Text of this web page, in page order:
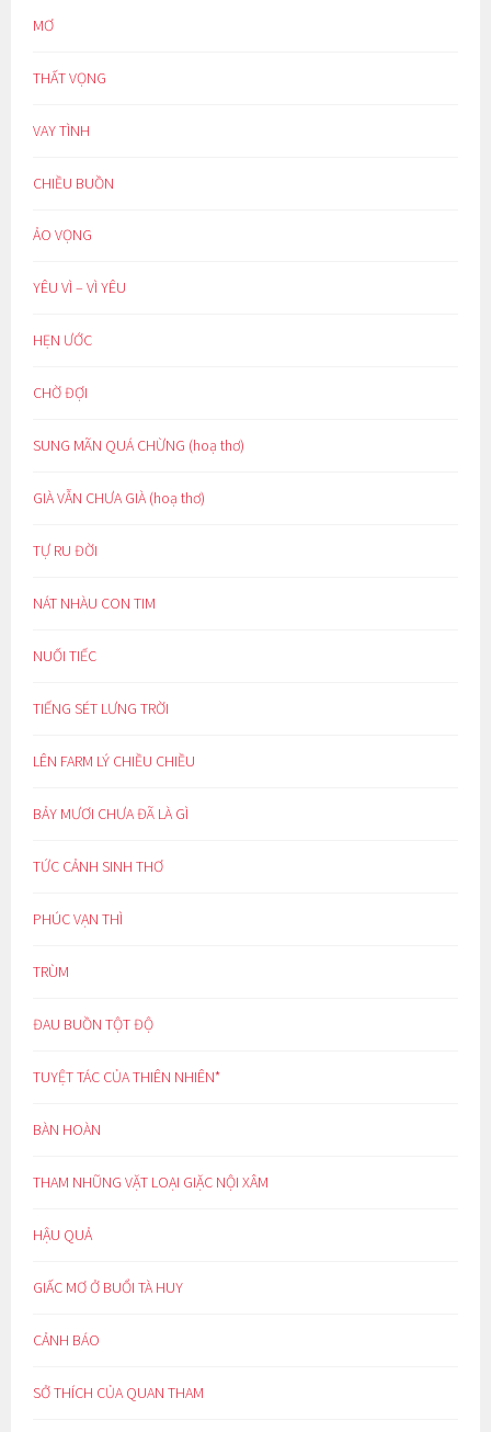
MƠ
THẤT VỌNG
VAY TÌNH
CHIỀU BUỒN
ẢO VỌNG
YÊU VÌ – VÌ YÊU
HẸN ƯỚC
CHỜ ĐỢI
SUNG MÃN QUÁ CHỪNG (hoạ thơ)
GIÀ VẪN CHƯA GIÀ (hoạ thơ)
TỰ RU ĐỜI
NÁT NHÀU CON TIM
NUỐI TIẾC
TIẾNG SÉT LƯNG TRỜI
LÊN FARM LÝ CHIỀU CHIỀU
BẢY MƯƠI CHƯA ĐÃ LÀ GÌ
TỨC CẢNH SINH THƠ
PHÚC VẠN THÌ
TRÙM
ĐAU BUỒN TỘT ĐỘ
TUYỆT TÁC CỦA THIÊN NHIÊN*
BÀN HOÀN
THAM NHŨNG VẶT LOẠI GIẶC NỘI XÂM
HẬU QUẢ
GIẤC MƠ Ở BUỔI TÀ HUY
CẢNH BÁO
SỞ THÍCH CỦA QUAN THAM